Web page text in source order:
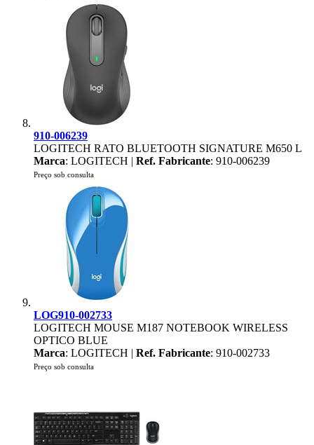
910-006239
LOGITECH RATO BLUETOOTH SIGNATURE M650 L
Marca: LOGITECH | Ref. Fabricante: 910-006239
Preço sob consulta
LOG910-002733
LOGITECH MOUSE M187 NOTEBOOK WIRELESS
OPTICO BLUE
Marca: LOGITECH | Ref. Fabricante: 910-002733
Preço sob consulta